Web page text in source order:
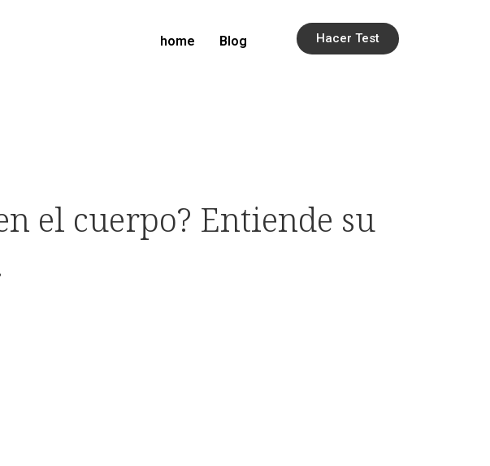
home Blog Hacer Test
el cuerpo? Entiende su